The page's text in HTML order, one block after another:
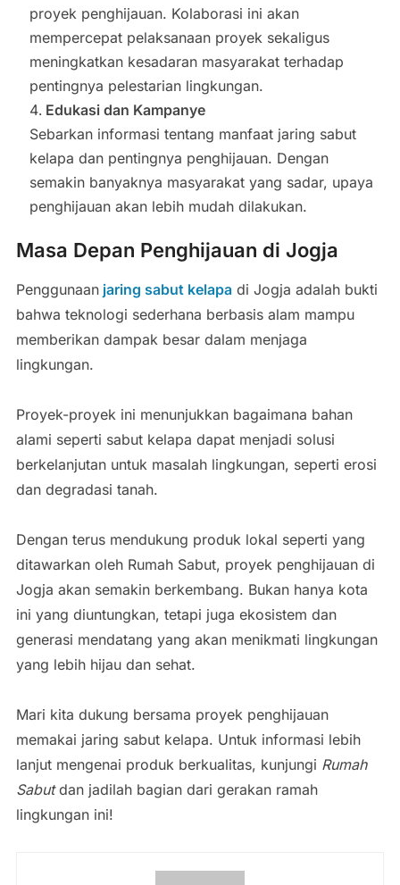
proyek penghijauan. Kolaborasi ini akan
mempercepat pelaksanaan proyek sekaligus
meningkatkan kesadaran masyarakat terhadap
pentingnya pelestarian lingkungan.
Edukasi dan Kampanye
Sebarkan informasi tentang manfaat jaring sabut
kelapa dan pentingnya penghijauan. Dengan
semakin banyaknya masyarakat yang sadar, upaya
penghijauan akan lebih mudah dilakukan.
Masa Depan Penghijauan di Jogja
Penggunaanjaring sabut kelapadi Jogja adalah bukti
bahwa teknologi sederhana berbasis alam mampu
memberikan dampak besar dalam menjaga
lingkungan.
Proyek-proyek ini menunjukkan bagaimana bahan
alami seperti sabut kelapa dapat menjadi solusi
berkelanjutan untuk masalah lingkungan, seperti erosi
dan degradasi tanah.
Dengan terus mendukung produk lokal seperti yang
ditawarkan oleh Rumah Sabut, proyek penghijauan di
Jogja akan semakin berkembang. Bukan hanya kota
ini yang diuntungkan, tetapi juga ekosistem dan
generasi mendatang yang akan menikmati lingkungan
yang lebih hijau dan sehat.
Mari kita dukung bersama proyek penghijauan
memakai jaring sabut kelapa. Untuk informasi lebih
lanjut mengenai produk berkualitas, kunjungi Rumah
Sabutdan jadilah bagian dari gerakan ramah
lingkungan ini!